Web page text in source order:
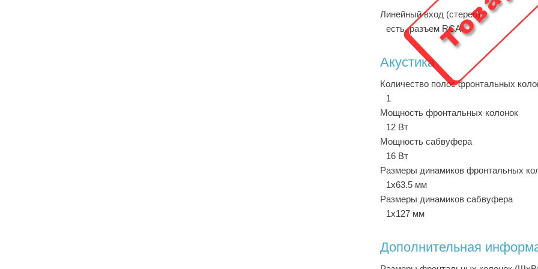
Линейный вход (стерео)
есть, разъем RCA
Акустика
Количество полос фронтальных
1
Мощность фронтальных колонок
12 Вт
Мощность сабвуфера
16 Вт
Размеры динамиков фронтальных
1x63.5 мм
Размеры динамиков сабвуфера
1x127 мм
Дополнительная